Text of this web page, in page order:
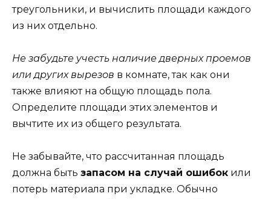
треугольники, и вычислить площади каждого
из них отдельно.
Не забудьте учесть наличие дверных проемов
или других вырезов в комнате, так как они
также влияют на общую площадь пола.
Определите площади этих элементов и
вычтите их из общего результата.
Не забывайте, что рассчитанная площадь
должна быть запасом на случай ошибок или
потерь материала при укладке. Обычно